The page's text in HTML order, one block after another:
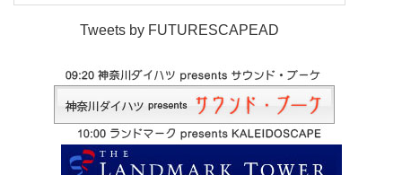
Tweets by FUTURESCAPEAD